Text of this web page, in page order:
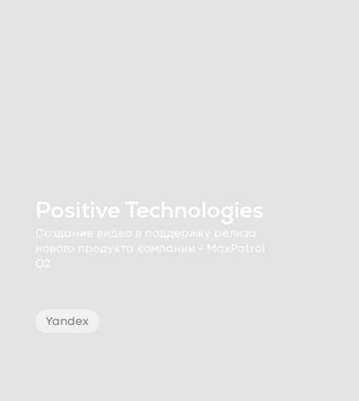
Positive Technologies
Создание видео в поддержку релиза
нового продукта компании - MaxPatrol
O2
Yandex